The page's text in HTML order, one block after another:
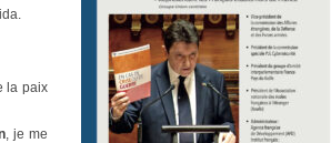
la paix
, je me